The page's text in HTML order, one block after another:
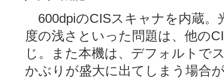
600dpiのCISスキャナを内蔵。
度の浅さといった問題は、他の
じ。また本機は、デフォルトで
かぶりが盛大に出てしまう場合